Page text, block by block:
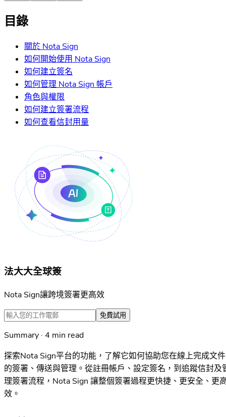
目錄
關於 Nota Sign
如何開始使用 Nota Sign
如何建立簽名
如何管理 Nota Sign 帳戶
角色與權限
如何建立簽署流程
如何查看信封用量
法大大全球簽
Nota Sign讓跨境簽署更高效
免費試用
Summary · 4 min read
探索Nota Sign平台的功能，了解它如何協助您在線上完成文件
的簽署、傳送與管理。從註冊帳戶、設定簽名，到追蹤信封及
理簽署流程，Nota Sign 讓整個簽署過程更快捷、更安全、更
效。